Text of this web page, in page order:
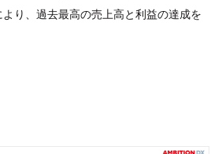
り、過去最高の売上高と利益の達成を